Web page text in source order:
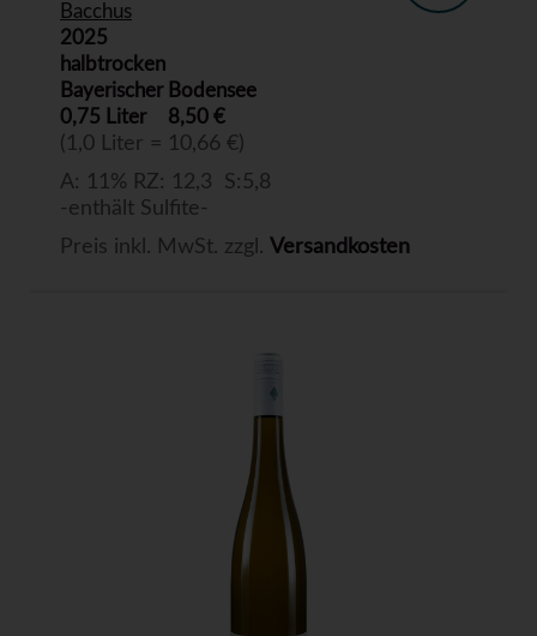
Bacchus
2025
halbtrocken
Bayerischer Bodensee
0,75 Liter
8,50 €
(1,0 Liter = 10,66 €)
A: 11% RZ: 12,3 S:5,8
-enthält Sulfite-
Preis inkl. MwSt. zzgl. Versandkosten